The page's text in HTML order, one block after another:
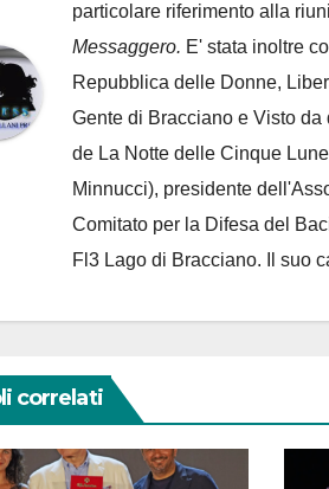
particolare riferimento alla
Messaggero. E' stata inoltre
Repubblica delle Donne,
Gente di Bracciano e Visto da
de La Notte delle Cinque
Minnucci), presidente dell'
Comitato per la Difesa del
Fl3 Lago di Bracciano. Il suo
correlati